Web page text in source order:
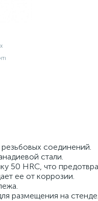
соединений.
стали.
50 HRC, что
ее от коррозии.
размещения на стенде.